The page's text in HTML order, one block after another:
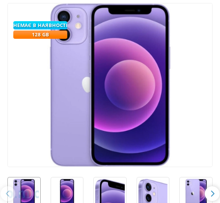
НЕМАЄ В НАЯВНОСТІ
128 GB